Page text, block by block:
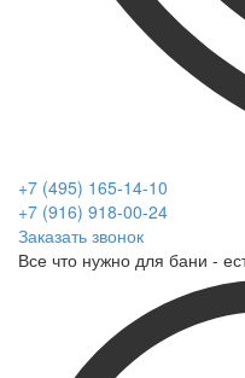
+7 (495) 165-14-10
+7 (916) 918-00-24
Заказать звонок
Все что нужно для бани -